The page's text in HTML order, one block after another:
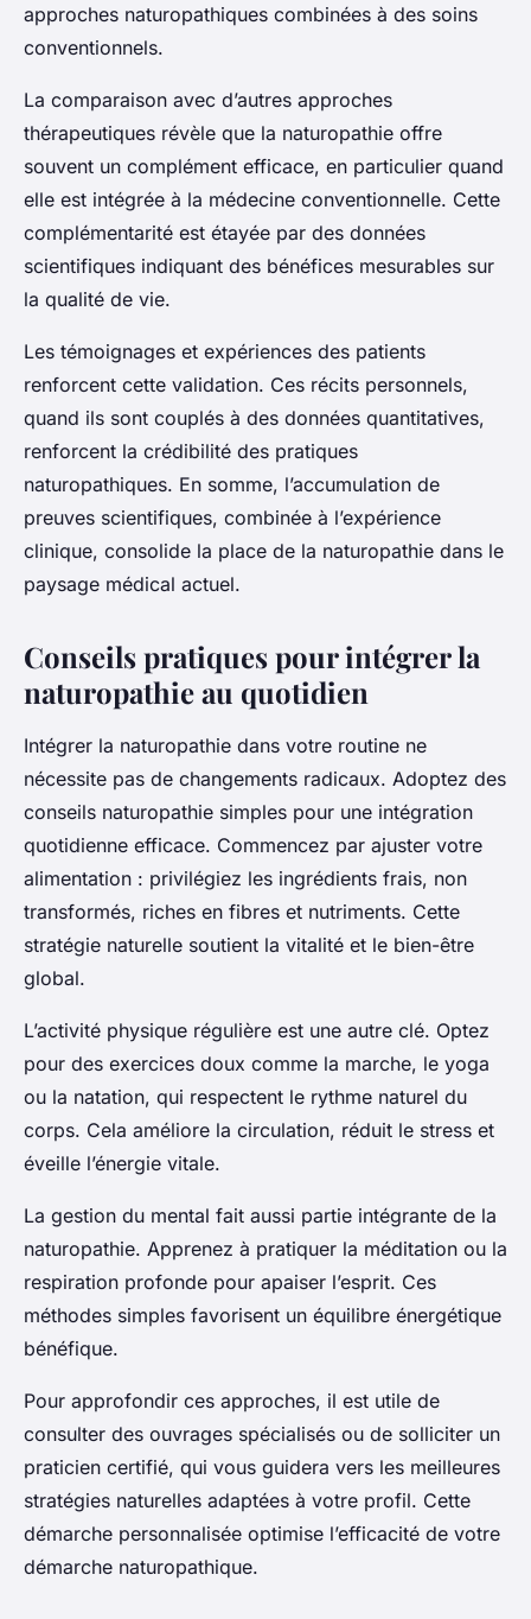
approches naturopathiques combinées à des soins
conventionnels.
La comparaison avec d’autres approches
thérapeutiques révèle que la naturopathie offre
souvent un complément efficace, en particulier quand
elle est intégrée à la médecine conventionnelle. Cette
complémentarité est étayée par des données
scientifiques indiquant des bénéfices mesurables sur
la qualité de vie.
Les témoignages et expériences des patients
renforcent cette validation. Ces récits personnels,
quand ils sont couplés à des données quantitatives,
renforcent la crédibilité des pratiques
naturopathiques. En somme, l’accumulation de
preuves scientifiques, combinée à l’expérience
clinique, consolide la place de la naturopathie dans le
paysage médical actuel.
Conseils pratiques pour intégrer la
naturopathie au quotidien
Intégrer la naturopathie dans votre routine ne
nécessite pas de changements radicaux. Adoptez des
conseils naturopathie simples pour une intégration
quotidienne efficace. Commencez par ajuster votre
alimentation : privilégiez les ingrédients frais, non
transformés, riches en fibres et nutriments. Cette
stratégie naturelle soutient la vitalité et le bien-être
global.
L’activité physique régulière est une autre clé. Optez
pour des exercices doux comme la marche, le yoga
ou la natation, qui respectent le rythme naturel du
corps. Cela améliore la circulation, réduit le stress et
éveille l’énergie vitale.
La gestion du mental fait aussi partie intégrante de la
naturopathie. Apprenez à pratiquer la méditation ou la
respiration profonde pour apaiser l’esprit. Ces
méthodes simples favorisent un équilibre énergétique
bénéfique.
Pour approfondir ces approches, il est utile de
consulter des ouvrages spécialisés ou de solliciter un
praticien certifié, qui vous guidera vers les meilleures
stratégies naturelles adaptées à votre profil. Cette
démarche personnalisée optimise l’efficacité de votre
démarche naturopathique.